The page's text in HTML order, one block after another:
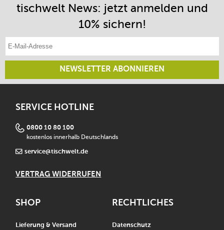
tischwelt News: jetzt anmelden und
10% sichern!
NEWSLETTER ABONNIEREN
SERVICE HOTLINE
0800 10 80 100
kostenlos innerhalb Deutschlands
service@tischwelt.de
VERTRAG WIDERRUFEN
SHOP
Lieferung & Versand
RECHTLICHES
Datenschutz